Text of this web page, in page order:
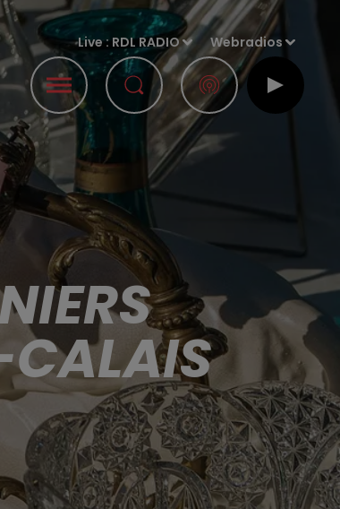
Live : RDL RADIO Webradios
CALAIS